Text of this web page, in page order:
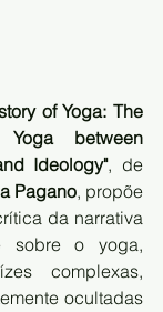
of Yoga: The
between
Ideology"
Pagano, propõe
da narrativa
sobre o yoga,
complexas,
ocultadas